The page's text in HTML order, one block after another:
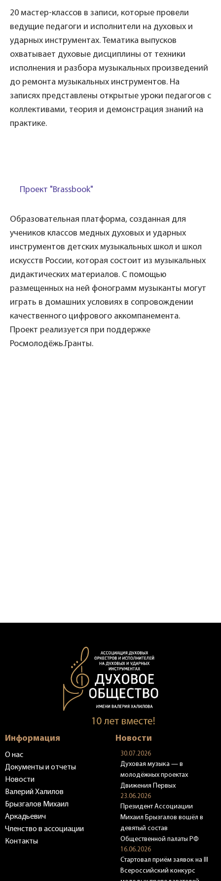
20 мастер-классов в записи, которые провели
ведущие педагоги и исполнители на духовых и
ударных инструментах. Тематика выпусков
охватывает духовые дисциплины от техники
исполнения и разбора музыкальных произведений
до ремонта музыкальных инструментов. На
записях представлены открытые уроки педагогов с
коллективами, теория и демонстрация знаний на
практике.
Проект "Brassbook"
Образовательная платформа, созданная для
учеников классов медных духовых и ударных
инструментов детских музыкальных школ и школ
искусств России, которая состоит из музыкальных
дидактических материалов. С помощью
размещенных на ней фонограмм музыканты могут
играть в домашних условиях в сопровождении
качественного цифрового аккомпанемента.
Проект реализуется при поддержке
Росмолодёжь.Гранты.
Информация
О нас
Документы и отчеты
Новости
Валерий Халилов
Брызгалов Михаил
Аркадьевич
Членство в ассоциации
Контакты
Новости
30.07.2026
Духовая музыка — в
молодёжных проектах
Движения Первых
23.06.2026
Президент Ассоциации
Михаил Брызгалов вошёл в
девятый состав
Общественной палаты РФ
16.06.2026
Стартовал приём заявок на III
Всероссийский конкурс